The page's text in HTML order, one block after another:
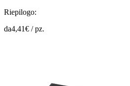
Riepilogo:
da4,41€ /pz.